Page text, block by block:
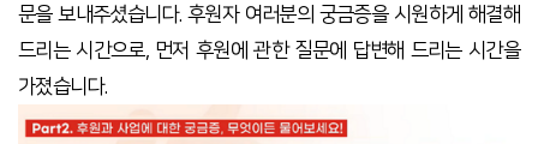
문을 보내주셨습니다. 후원자 여러분의 궁금증을 시원하게 해결해
드리는 시간으로, 먼저 후원에 관한 질문에 답변해 드리는 시간을
가졌습니다.